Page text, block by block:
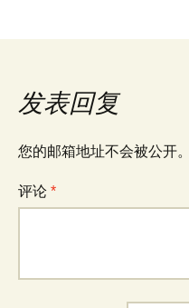
发表回复
您的邮箱地址不会被公开。
评论 *